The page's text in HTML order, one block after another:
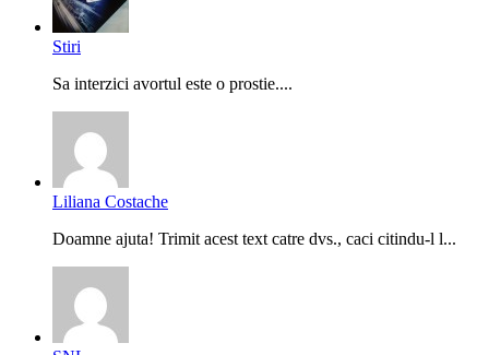
Stiri
Sa interzici avortul este o prostie....
Liliana Costache
Doamne ajuta! Trimit acest text catre dvs., caci citindu-l l...